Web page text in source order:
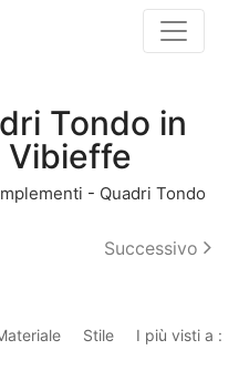
Tondo in
Vibieffe
- Quadri Tondo
Successivo
Stile I più visti a :